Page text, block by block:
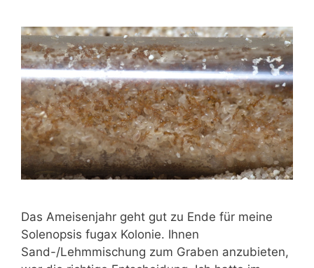
Das Ameisenjahr geht gut zu Ende für meine
Solenopsis fugax Kolonie. Ihnen
Sand-/Lehmmischung zum Graben anzubieten,